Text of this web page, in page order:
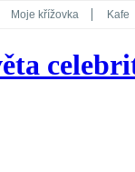
Moje křížovka Kafe